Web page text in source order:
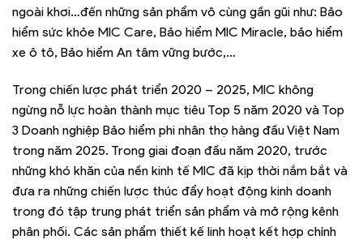
ngoài khơi…đến những sản phẩm vô cùng gần gũi như: Bảo
hiểm sức khỏe MIC Care, Bảo hiểm MIC Miracle, bảo hiểm
xe ô tô, Bảo hiểm An tâm vững bước,…
Trong chiến lược phát triển 2020 – 2025, MIC không
ngừng nỗ lực hoàn thành mục tiêu Top 5 năm 2020 và Top
3 Doanh nghiệp Bảo hiểm phi nhân thọ hàng đầu Việt Nam
trong năm 2025. Trong giai đoạn đầu năm 2020, trước
những khó khăn của nền kinh tế MIC đã kịp thời nắm bắt và
đưa ra những chiến lược thúc đẩy hoạt động kinh doanh
trong đó tập trung phát triển sản phẩm và mở rộng kênh
phân phối. Các sản phẩm thiết kế linh hoạt kết hợp chính